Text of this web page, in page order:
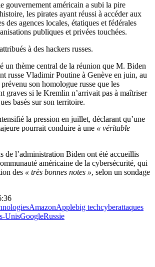
gouvernement américain a subi la pire
les pirates ayant réussi à accéder aux
des agences locales, étatiques et fédérales
publiques et privées touchées.
à des hackers russes.
un thème central de la réunion que M. Biden
russe Vladimir Poutine à Genève en juin, au
son homologue russe que les
graves si le Kremlin n’arrivait pas à maîtriser
basés sur son territoire.
la pression en juillet, déclarant qu’une
pourrait conduire à une « véritable
de l’administration Biden ont été accueillis
américaine de la cybersécurité, qui
des « très bonnes notes », selon un sondage
AmazonApplebig techcyberattaques
UnisGoogleRussie